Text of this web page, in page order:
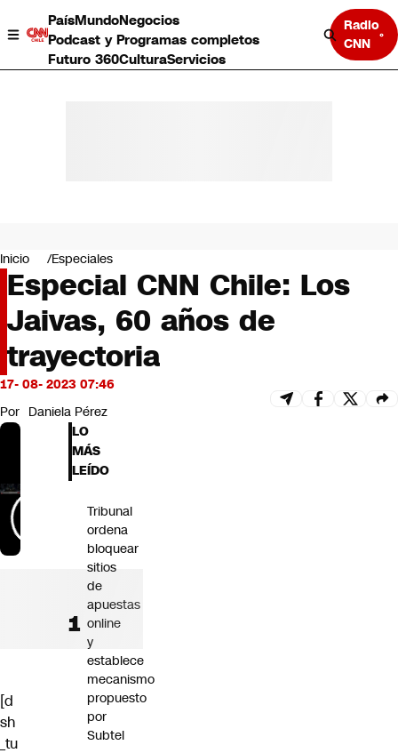
PaísMundoNegocios
Podcast y Programas completos
Futuro 360CulturaServicios
Radio
CNN
Negocios
Deportes
Programas completos
Cultura
Servicios
Bits
CNN Data
CNN tiempo
Futuro 360
Opinión
Inicio Especiales
Especial CNN Chile: Los
Jaivas, 60 años de
trayectoria
17- 08- 2023 07:46
Por Daniela Pérez
[d
sh
_tu
LO
MÁS
LEÍDO
Tribunal
ordena
bloquear
sitios
de
apuestas
online
y
establece
mecanismo
propuesto
por
Subtel